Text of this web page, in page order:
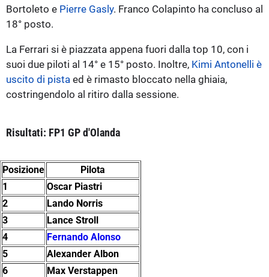
Bortoleto e Pierre Gasly. Franco Colapinto ha concluso al
18° posto.
La Ferrari si è piazzata appena fuori dalla top 10, con i
suoi due piloti al 14° e 15° posto. Inoltre, Kimi Antonelli è
uscito di pista ed è rimasto bloccato nella ghiaia,
costringendolo al ritiro dalla sessione.
Risultati: FP1 GP d'Olanda
Posizione
Pilota
1
Oscar Piastri
2
Lando Norris
3
Lance Stroll
4
Fernando Alonso
5
Alexander Albon
6
Max Verstappen